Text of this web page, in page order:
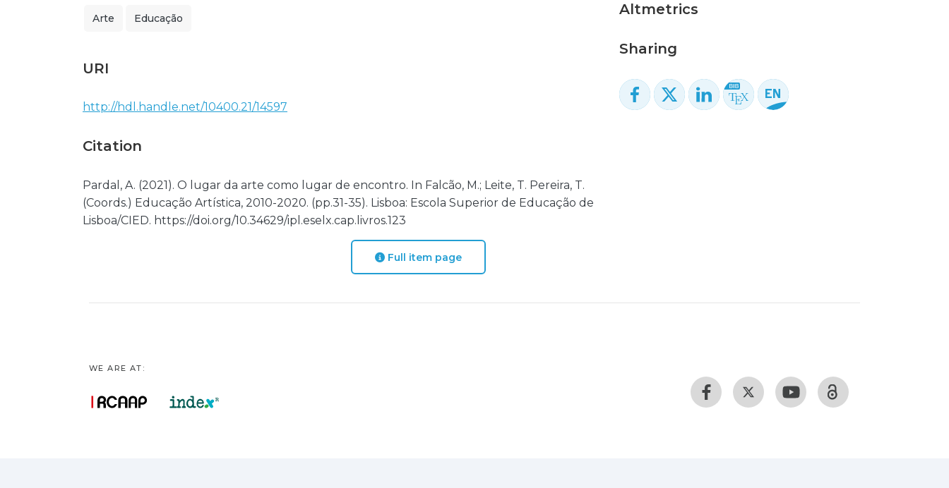
Arte Educação
URI
http://hdl.handle.net/10400.21/14597
Citation
Pardal, A. (2021). O lugar da arte como lugar de encontro. In Falcão, M.; Leite, T. Pereira, T.
(Coords.) Educação Artística, 2010-2020. (pp.31-35). Lisboa: Escola Superior de Educação de
Lisboa/CIED. https://doi.org/10.34629/ipl.eselx.cap.livros.123
Altmetrics
Sharing
Full item page
WE ARE AT: